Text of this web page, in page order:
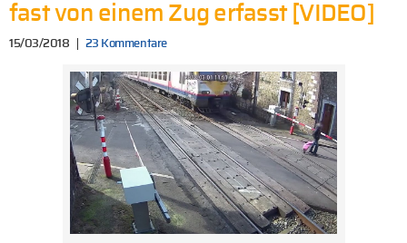
fast von einem Zug erfasst [VIDEO]
15/03/2018 23 Kommentare